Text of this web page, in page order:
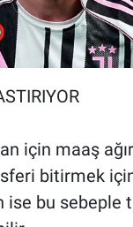
için maaş
bitirmek
ise bu sebeple